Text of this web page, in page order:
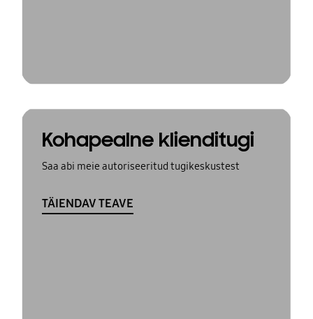
Kohapealne klienditugi
Saa abi meie autoriseeritud tugikeskustest
TÄIENDAV TEAVE